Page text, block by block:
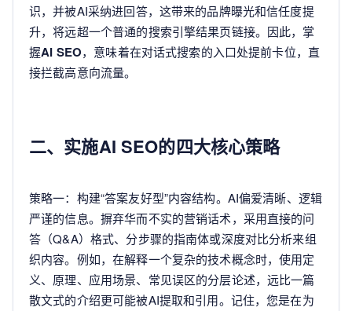
识，并被AI采纳进回答，这带来的品牌曝光和信任度提
升，将远超一个普通的搜索引擎结果页链接。因此，掌
握AI SEO，意味着在对话式搜索的入口处提前卡位，直
接拦截高意向流量。
二、实施AI SEO的四大核心策略
策略一：构建“答案友好型”内容结构。AI偏爱清晰、逻辑
严谨的信息。摒弃华而不实的营销话术，采用直接的问
答（Q&A）格式、分步骤的指南体或深度对比分析来组
织内容。例如，在解释一个复杂的技术概念时，使用定
义、原理、应用场景、常见误区的分层论述，远比一篇
散文式的介绍更可能被AI提取和引用。记住，您是在为